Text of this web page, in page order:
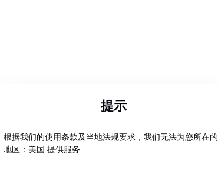
提示
根据我们的使用条款及当地法规要求，我们无法为您所在的
地区：美国 提供服务